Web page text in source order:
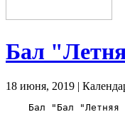
Бал
18 июня, 2019 |